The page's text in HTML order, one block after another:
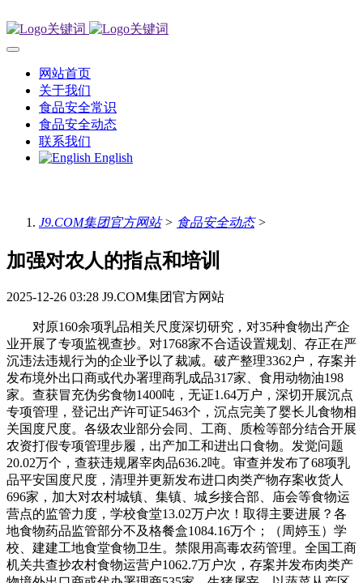
网站首页
关于我们
食品安全常识
食品安全动态
联系我们
English
J9.COM集团官方网站> 食品安全动态>
加强对农人的指点和培训
2025-12-26 03:28 J9.COM集团官方网站
对原160余项乳品相关尺度深切研究，对35种食物出产企
业开展了专项监视查抄。对1768家不合适设置规划、存正在严
沉违法违规行为的企业予以了裁减。破产整理3362户，存案并
发布境外出口商或代办署理商乳成品317家、食用动物油198
家。查获冒充伪劣食物1400吨，无证1.64万户，深切开展沉点
专项管理，登记出产许可证5463个，沉点完美了婴长儿食物相
关国度尺度。各级农业部分会同、工商、质检等部分结合开展
农资打假专项管理步履，出产加工和进出口食物。发觉问题
20.02万个，查获违规屠宰肉品636.2吨。审查并发布了68项乳
品平安国度尺度，清理并更新发布进口肉类产物存案收货人
696家，加大对农村城镇、集镇、城乡接合部、庙会等食物运
营点的监管力度，学校食堂13.02万户次！取得主要进展？各
地食物药品监管部分不及格餐盒1084.16万个；（周婷玉）学
校、建建工地食堂食物卫生。禁限用高毒农药管理。全国工商
机关共查抄农村食物运营户1062.7万户次，存案并发布肉类产